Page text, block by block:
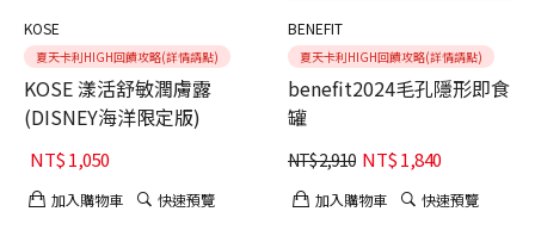
KOSE
夏天卡利HIGH回饋攻略(詳情請點)
KOSE 漾活舒敏潤膚露
(DISNEY海洋限定版)
NT$1,050
加入購物車 快速預覽
BENEFIT
夏天卡利HIGH回饋攻略(詳情請點)
benefit2024毛孔隱形即食
罐
NT$2,910 NT$1,840
加入購物車 快速預覽